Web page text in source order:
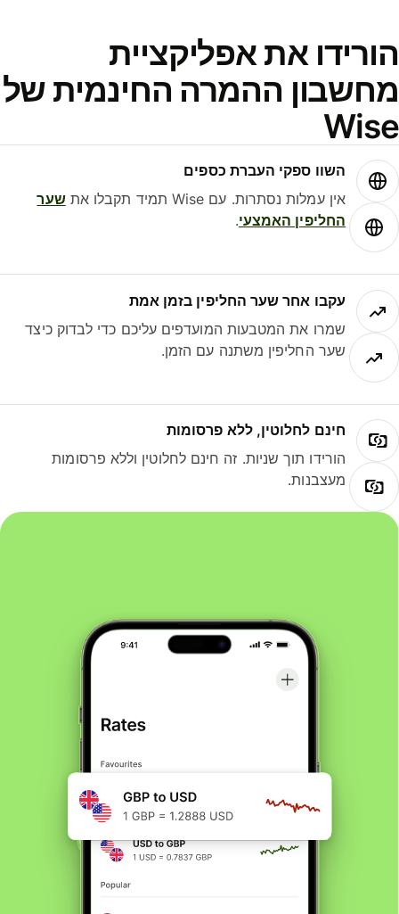
את אפליקציית
ההמרה החינמית של
השוו ספקי העברת כספים
אין עמלות נסתרות. עם Wise תמיד תקבלו את
שער
החליפין האמצעי.
עקבו אחר שער החליפין בזמן אמת
שמרו את המטבעות המועדפים עליכם כדי לבדוק כיצד
שער החליפין משתנה עם הזמן.
חינם לחלוטין, ללא פרסומות
הורידו תוך שניות. זה חינם לחלוטין וללא פרסומות
מעצבנות.